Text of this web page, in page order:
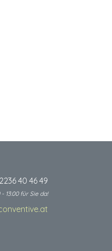
40 46 49
13:00 für Sie da!